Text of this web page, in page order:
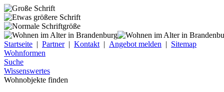
Startseite | Partner| Kontakt | Angebot melden | Sitemap
Wohnformen
Suche
Wissenswertes
Wohnobjekte finden